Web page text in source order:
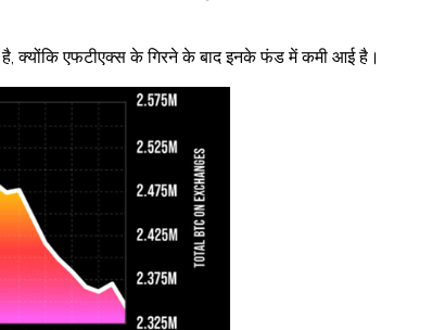
है, क्योंकि एफटीएक्स के गिरने के बाद इनके फंड में कमी आई है।